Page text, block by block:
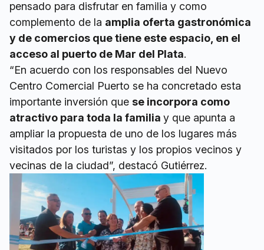
pensado para disfrutar en familia y como
complemento de la amplia oferta gastronómica
y de comercios que tiene este espacio, en el
acceso al puerto de Mar del Plata.
“En acuerdo con los responsables del Nuevo
Centro Comercial Puerto se ha concretado esta
importante inversión que se incorpora como
atractivo para toda la familia y que apunta a
ampliar la propuesta de uno de los lugares más
visitados por los turistas y los propios vecinos y
vecinas de la ciudad”, destacó Gutiérrez.